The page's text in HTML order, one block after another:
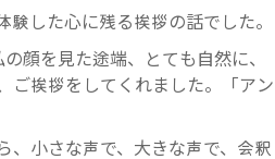
した心に残る挨拶の話でした。
顔を見た途端、とても自然に、
ご挨拶をしてくれました。「アン
小さな声で、大きな声で、会釈